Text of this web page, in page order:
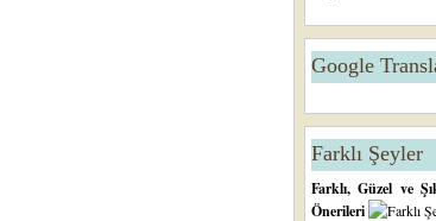
Google
Farklı Şeyler
Farklı, Güzel ve
Önerileri